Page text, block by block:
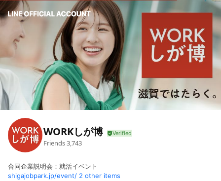
WORKしが博
Friends3,743
合同企業説明会：就活イベント
shigajobpark.jp/event/ 2 other items